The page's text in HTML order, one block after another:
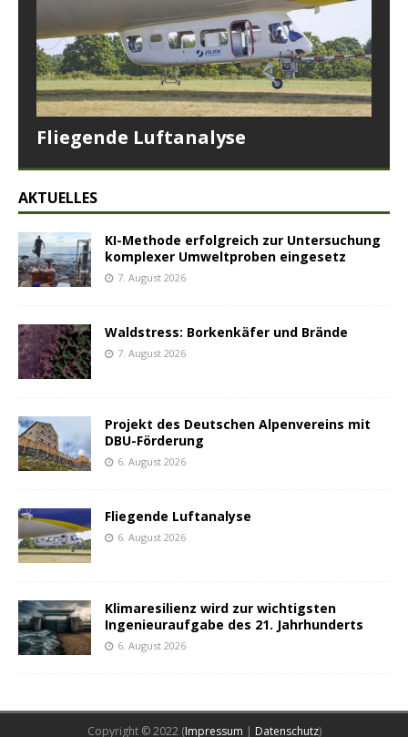
Fliegende Luftanalyse
AKTUELLES
KI-Methode erfolgreich zur Untersuchung
komplexer Umweltproben eingesetz
7. August 2026
Waldstress: Borkenkäfer und Brände
7. August 2026
Projekt des Deutschen Alpenvereins mit
DBU-Förderung
6. August 2026
Fliegende Luftanalyse
6. August 2026
Klimaresilienz wird zur wichtigsten
Ingenieuraufgabe des 21. Jahrhunderts
6. August 2026
Copyright © 2022 (Impressum | Datenschutz)